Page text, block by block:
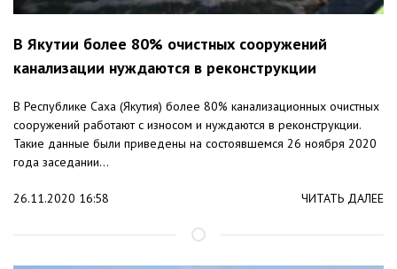
В Якутии более 80% очистных сооружений
канализации нуждаются в реконструкции
В Республике Саха (Якутия) более 80% канализационных очистных
сооружений работают с износом и нуждаются в реконструкции.
Такие данные были приведены на состоявшемся 26 ноября 2020
года заседании...
26.11.2020 16:58 ЧИТАТЬ ДАЛЕЕ